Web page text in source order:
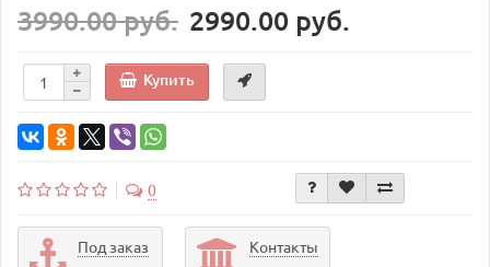
3990.00 руб. 2990.00 руб.
Купить
0
Под заказ Контакты